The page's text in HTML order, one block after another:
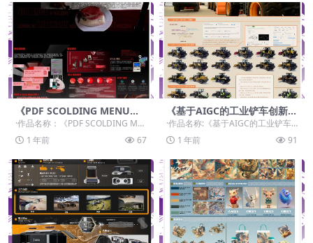
《PDF SCOLDING MENU娱
乐化暴力》
·作品名称：《PDF SCOLDING ME
NU娱乐化暴力》 ·作品赛道：学生
组...1 年前 67
《基于AIGC的工业铲车创新设
计》
·作品名称:《基于AIGC的工业铲车
创新设计》 ·作品赛道：学生组：自
由主题赛道...
1 年前 91